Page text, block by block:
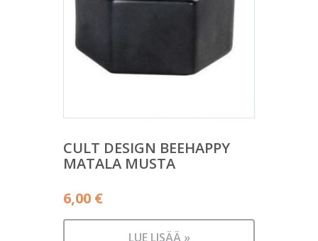
CULT DESIGN BEEHAPPY
MATALA MUSTA
6,00 €
LUE LISÄÄ »